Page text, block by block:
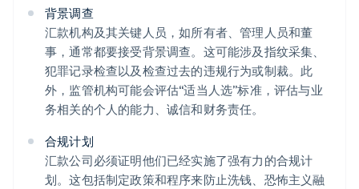
背景调查
汇款机构及其关键人员，如所有者、管理人员和董
事，通常都要接受背景调查。这可能涉及指纹采集、
犯罪记录检查以及检查过去的违规行为或制裁。此
外，监管机构可能会评估“适当人选”标准，评估与业
务相关的个人的能力、诚信和财务责任。
合规计划
汇款公司必须证明他们已经实施了强有力的合规计
划。这包括制定政策和程序来防止洗钱、恐怖主义融